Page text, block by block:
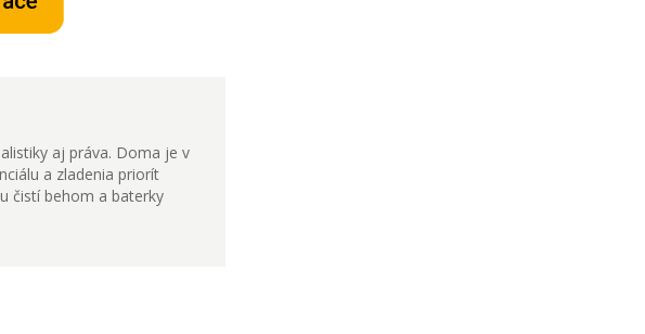
aj práva. Doma je v
a zladenia priorít
čistí behom a baterky